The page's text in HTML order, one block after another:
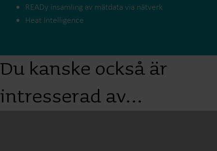
READy insamling av mätdata via nätverk
Heat Intelligence
Du kanske också är
intresserad av…